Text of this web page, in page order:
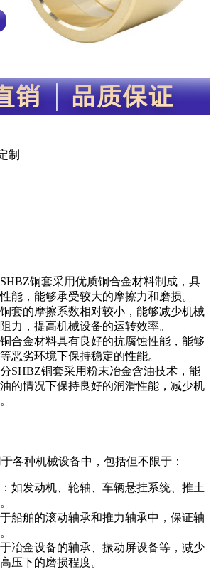
制
SHBZ铜套采用优质铜合金材料制成，具
能，能够承受较大的摩擦力和磨损。
铜套的摩擦系数相对较小，能够减少机械
力，提高机械设备的运转效率。
铜合金材料具有良好的抗腐蚀性能，能够
恶劣环境下保持稳定的性能。
分SHBZ铜套采用粉末冶金含油技术，能
的情况下保持良好的润滑性能，减少机
各种机械设备中，包括但不限于：
：如发动机、轮轴、车辆悬挂系统、推土
于船舶的滚动轴承和推力轴承中，保证轴
于冶金设备的轴承、振动屏设备等，减少
压下的磨损程度。